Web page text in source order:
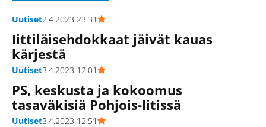
Uutiset2.4.2023 23:31
Iittiläisehdokkaat jäivät kauas
kärjestä
Uutiset3.4.2023 12:01
PS, keskusta ja kokoomus
tasaväkisiä Pohjois-Iitissä
Uutiset3.4.2023 12:51